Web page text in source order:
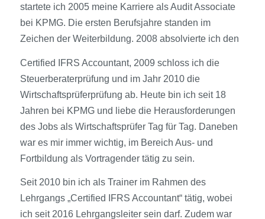
startete ich 2005 meine Karriere als Audit Associate
bei KPMG. Die ersten Berufsjahre standen im
Zeichen der Weiterbildung. 2008 absolvierte ich den
Certified IFRS Accountant, 2009 schloss ich die
Steuerberaterprüfung und im Jahr 2010 die
Wirtschaftsprüferprüfung ab. Heute bin ich seit 18
Jahren bei KPMG und liebe die Herausforderungen
des Jobs als Wirtschaftsprüfer Tag für Tag. Daneben
war es mir immer wichtig, im Bereich Aus- und
Fortbildung als Vortragender tätig zu sein.
Seit 2010 bin ich als Trainer im Rahmen des
Lehrgangs „Certified IFRS Accountant“ tätig, wobei
ich seit 2016 Lehrgangsleiter sein darf. Zudem war